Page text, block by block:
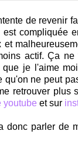
de revenir
compliquée
actif. Ça ne
je l'aime
qu'on ne peut
retrouver plus
youtubeet sur
donc parler de